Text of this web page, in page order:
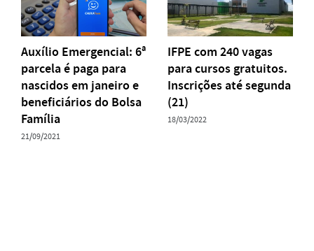
Auxílio Emergencial: 6ª
parcela é paga para
nascidos em janeiro e
beneficiários do Bolsa
Família
21/09/2021
IFPE com 240 vagas
para cursos gratuitos.
Inscrições até segunda
(21)
18/03/2022